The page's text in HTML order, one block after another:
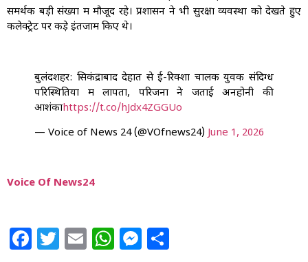
समर्थक बड़ी संख्या में मौजूद रहे। प्रशासन ने भी सुरक्षा व्यवस्था को देखते हुए
कलेक्ट्रेट पर कड़े इंतजाम किए थे।
बुलंदशहर: सिकंद्राबाद देहात से ई-रिक्शा चालक युवक संदिग्ध
परिस्थितियों में लापता, परिजनों ने जताई अनहोनी की
आशंकाhttps://t.co/hJdx4ZGGUo
— Voice of News 24 (@VOfnews24) June 1, 2026
Voice Of News24
Facebook
Twitter
EmailWhatsApp
Messenger